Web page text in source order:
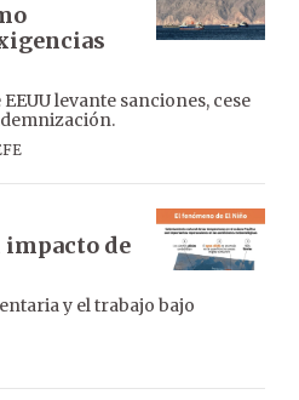
levante sanciones, cese
de
y el trabajo bajo